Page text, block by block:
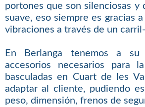
portones que son silenciosas y
suave, eso siempre es gracias
vibraciones a través de un
En Berlanga tenemos a su
accesorios necesarios para
basculadas en Cuart de les
adaptar al cliente, pudiendo
peso, dimensión, frenos de